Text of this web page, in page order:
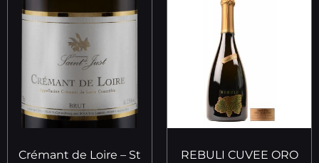
Crémant de Loire – St
REBULI CUVEE ORO